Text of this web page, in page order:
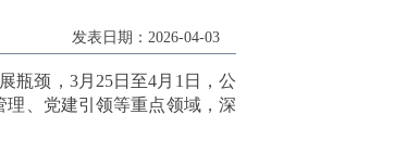
发表日期：2026-04-03
瓶颈，3月25日至4月1日，公
、党建引领等重点领域，深